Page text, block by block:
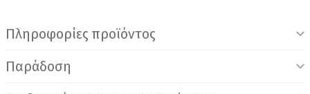
Πληροφορίες προϊόντος
Παράδοση